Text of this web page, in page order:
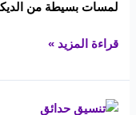
لمسات بسيطة من
قراءة المزيد »
تنسيق